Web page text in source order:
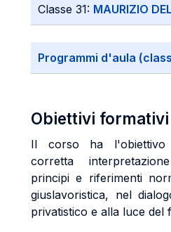
Classe 31: MAURIZIO
Programmi d'aula
Obiettivi
Il corso ha l'obiettivo
corretta
principi e riferimenti
giuslavoristica, nel
privatistico e alla luce del